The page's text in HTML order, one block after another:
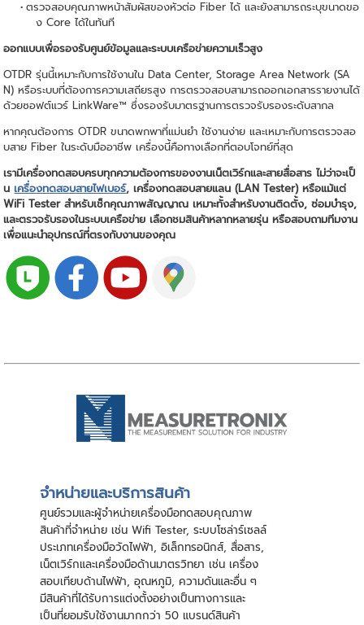
ตรวจสอบคุณภาพหน้าสัมผัสของหัวต่อ Fiber ได้ และยังสามารถระบุขนาดขอ
ง Core ได้ในทันที
ออกแบบเพื่อรองรับศูนย์ข้อมูลและระบบเครือข่ายความเร็วสูง
OTDR รุ่นนี้เหมาะกับการใช้งานใน Data Center, Storage Area Network (SA
N) หรือระบบที่ต้องการความเสถียรสูง การตรวจสอบสามารถออกเอกสารรายงานได้
ด้วยซอฟต์แวร์ LinkWare™ ซึ่งรองรับมาตรฐานการตรวจรับรองระดับสากล
หากคุณต้องการ OTDR ขนาดพกพาที่แม่นยำ ใช้งานง่าย และเหมาะกับการตรวจสอ
บสาย Fiber ในระดับมืออาชีพ เครื่องนี้คือทางเลือกที่ตอบโจทย์ที่สุด
เรามีเครื่องทดสอบครบทุกความต้องการของงานเน็ตเวิร์กและสายสื่อสาร ไม่ว่าจะเป็
นเครื่องทดสอบสายไฟเบอร์, เครื่องทดสอบสายแลน (LAN Tester) หรือแม้แต่
WiFi Tester สำหรับเช็กคุณภาพสัญญาณ เหมาะทั้งสำหรับงานติดตั้ง, ซ่อมบำรุง,
และตรวจรับรองในระบบเครือข่าย เลือกชมสินค้าหลากหลายรุ่น หรือสอบถามทีมงาน
เพื่อแนะนำอุปกรณ์ที่ตรงกับงานของคุณ
จําหน่ายและบริการสินค้า
ศูนย์รวมและผู้จําหน่ายเครื่องมือทดสอบคุณภาพ
สินค้าที่จําหน่าย เช่น Wifi Tester, ระบบโซล่าร์เซลล์
ประเภทเครื่องมือวัดไฟฟ้า, อิเล็กทรอนิกส์, สื่อสาร,
เน็ตเวิร์กและเครื่องมือด้านมาตรวิทยา เช่น เครื่อง
สอบเทียบด้านไฟฟ้า, อุณหภูมิ, ความดันและอื่น ๆ
มีสินค้าที่ได้รับการแต่งตั้งอย่างเป็นทางการและ
เป็นที่ยอมรับใช้งานมากกว่า 50 แบรนด์สินค้า